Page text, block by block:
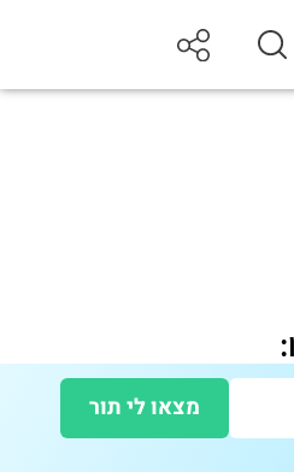
מצאו לי תור